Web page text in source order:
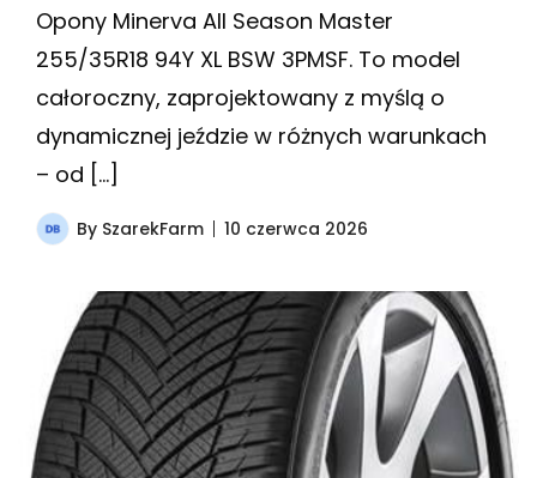
Opony Minerva All Season Master
255/35R18 94Y XL BSW 3PMSF. To model
całoroczny, zaprojektowany z myślą o
dynamicznej jeździe w różnych warunkach
– od […]
By SzarekFarm 10 czerwca 2026